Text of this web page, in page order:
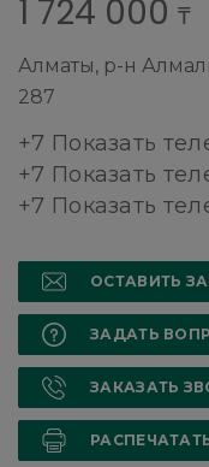
1 724 000 ₸
Алматы, р-н
287
+7 Показать
+7 Показать
+7 Показать
ОСТАВИТЬ
ЗАДАТЬ
ЗАКАЗАТЬ